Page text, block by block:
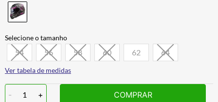
54 56 58 60 62 64
Ver tabela de medidas
- 1 + COMPRAR